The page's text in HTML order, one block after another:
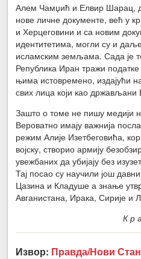
Алем Чамџић и Елвир Шарац,
нове личне документе, већ у
и Херцеговини и са новим
идентитетима, могли су и
исламским земљама. Сада је
Република Иран тражи
њима истовремено, издајући
свих лица који као
Зашто о томе не пишу медији
Вероватно имају важнија
режим Алије Изетбеговића,
војску, створио армију
увежбаних да убијају без
Тај посао су научили још
Цазина и Кладуше а знање
Авганистана, Ирака, Сирије и
К р
Извор: Правда/Нови